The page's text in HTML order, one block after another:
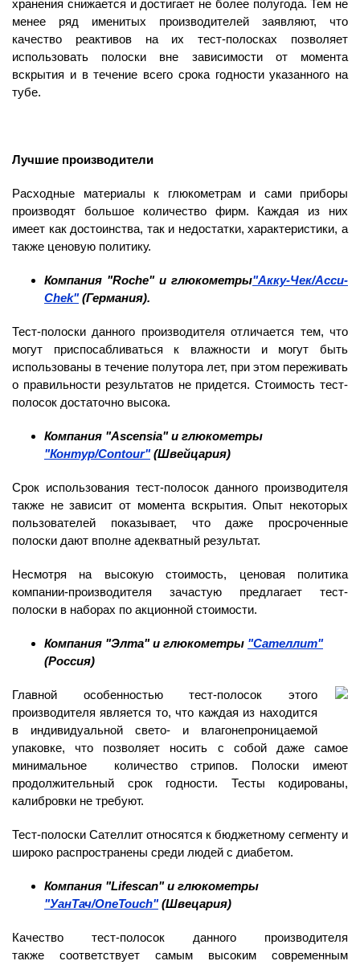
хранения снижается и достигает не более полугода. Тем не
менее ряд именитых производителей заявляют, что
качество реактивов на их тест-полосках позволяет
использовать полоски вне зависимости от момента
вскрытия и в течение всего срока годности указанного на
тубе.
Лучшие производители
Расходные материалы к глюкометрам и сами приборы
производят большое количество фирм. Каждая из них
имеет как достоинства, так и недостатки, характеристики, а
также ценовую политику.
Компания "Roche" и глюкометры"Акку-Чек/Accu-
Chek"(Германия).
Тест-полоски данного производителя отличается тем, что
могут приспосабливаться к влажности и могут быть
использованы в течение полутора лет, при этом переживать
о правильности результатов не придется. Стоимость тест-
полосок достаточно высока.
Компания "Ascensia" и глюкометры
"Контур/Contour"(Швейцария)
Срок использования тест-полосок данного производителя
также не зависит от момента вскрытия. Опыт некоторых
пользователей показывает, что даже просроченные
полоски дают вполне адекватный результат.
Несмотря на высокую стоимость, ценовая политика
компании-производителя зачастую предлагает тест-
полоски в наборах по акционной стоимости.
Компания "Элта" и глюкометры "Сателлит"
(Россия)
Главной особенностью тест-полосок этого
производителя является то, что каждая из находится
в индивидуальной свето- и влагонепроницаемой
упаковке, что позволяет носить с собой даже самое
минимальное количество стрипов. Полоски имеют
продолжительный срок годности. Тесты кодированы,
калибровки не требуют.
Тест-полоски Сателлит относятся к бюджетному сегменту и
широко распространены среди людей с диабетом.
Компания "Lifescan" и глюкометры
"УанТач/OneTouch"(Швецария)
Качество тест-полосок данного производителя
также соответствует самым высоким современным